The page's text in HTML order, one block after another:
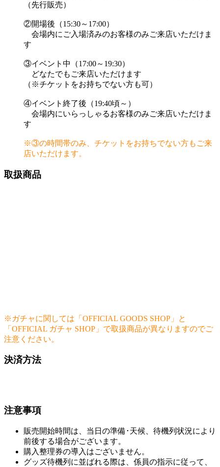
（先行販売）
②開場後（15:30～17:00）
会場内にご入場済みのお客様のみご来店いただけま
す
③イベント中（17:00～19:30）
どなたでもご来店いただけます
（※チケットをお持ちでない方も可）
④イベント終了後（19:40頃～）
会場内にいらっしゃるお客様のみご来店いただけま
す
※③の時間帯のみ、チケットをお持ちでない方もご来
店いただけます。
取扱商品
※ガチャに関しては「OFFICIAL GOODS SHOP」と
「OFFICIAL ガチャ SHOP」で取扱商品が異なりますのでご
注意ください。
決済方法
注意事項
販売開始時間は、当日の準備･天候、待機列状況により
前後する場合がございます。
購入整理券の導入はございません。
グッズ待機列に並ばれる際は、係員の指示に従って、